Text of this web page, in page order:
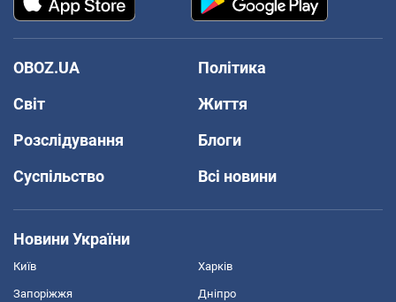
OBOZ.UA
Політика
Світ
Життя
Розслідування
Блоги
Суспільство
Всі новини
Новини України
Київ Харків
Запоріжжя Дніпро